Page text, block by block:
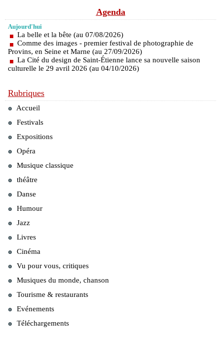
Agenda
Aujourd'hui
La belle et la bête (au 07/08/2026)
Comme des images - premier festival de photographie de
Provins, en Seine et Marne (au 27/09/2026)
La Cité du design de Saint-Étienne lance sa nouvelle saison
culturelle le 29 avril 2026 (au 04/10/2026)
Rubriques
Accueil
Festivals
Expositions
Opéra
Musique classique
théâtre
Danse
Humour
Jazz
Livres
Cinéma
Vu pour vous, critiques
Musiques du monde, chanson
Tourisme & restaurants
Evénements
Téléchargements